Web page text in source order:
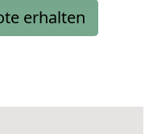
erhalten